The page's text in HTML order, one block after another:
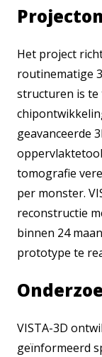
Het project
routinematige
structuren is
geavanceerde
tomografie
per monster.
reconstructie
binnen 24
prototype te
VISTA-3D
geïnformeerd